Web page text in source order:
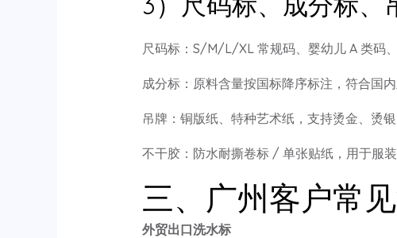
尺码标：S/M/L/XL 常规码、婴幼儿 A 类码
成分标：原料含量按国标降序标注，符合国
吊牌：铜版纸、特种艺术纸，支持烫金、烫
不干胶：防水耐撕卷标 / 单张贴纸，用于服装
三、广州客户常
外贸出口洗水标